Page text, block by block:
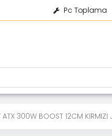
Pc Toplama
ATX 300W BOOST 12CM